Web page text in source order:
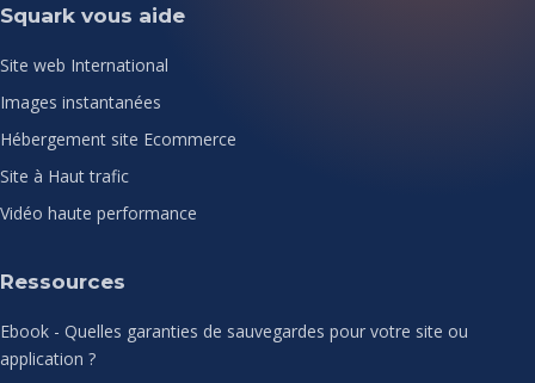
Squark vous aide
Site web International
Images instantanées
Hébergement site Ecommerce
Site à Haut trafic
Vidéo haute performance
Ressources
Ebook - Quelles garanties de sauvegardes pour votre site ou
application ?